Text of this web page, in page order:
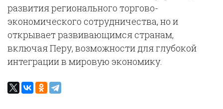
развития регионального торгово-
экономического сотрудничества, но и
открывает развивающимся странам,
включая Перу, возможности для глубокой
интеграции в мировую экономику.